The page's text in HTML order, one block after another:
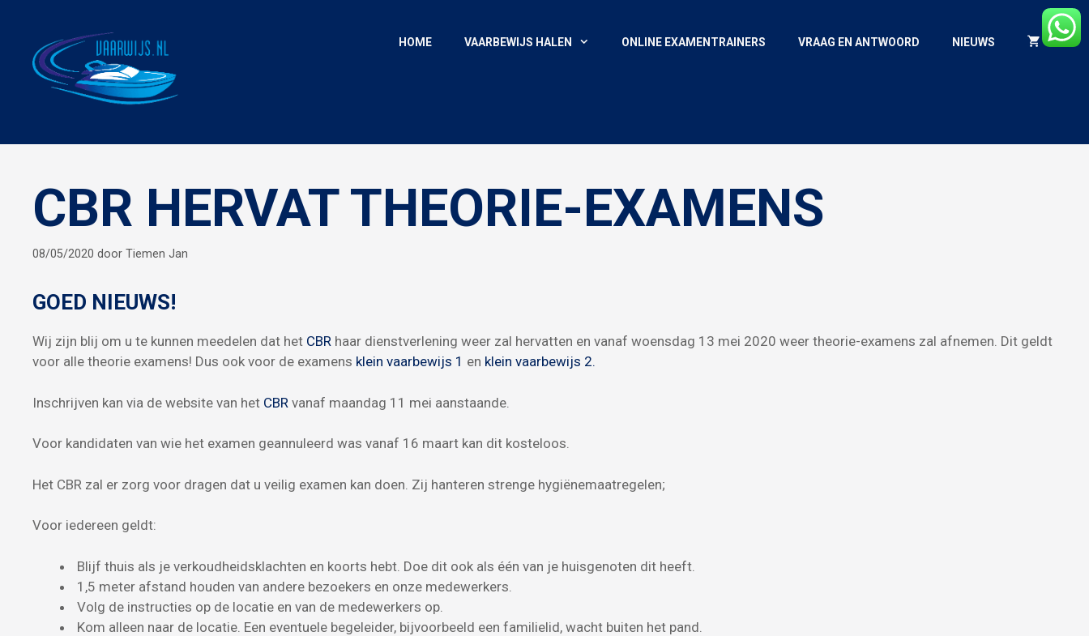
inhoud
HOME VAARBEWIJS HALEN ONLINE EXAMENTRAINERS VRAAG EN ANTWOORD NIEUWS
CBR HERVAT THEORIE-EXAMENS
08/05/2020 door Tiemen Jan
GOED NIEUWS!
Wij zijn blij om u te kunnen meedelen dat het CBR haar dienstverlening weer zal hervatten en vanaf woensdag 13 mei 2020 weer theorie-examens zal afnemen. Dit geldt
voor alle theorie examens! Dus ook voor de examens klein vaarbewijs 1 en klein vaarbewijs 2.
Inschrijven kan via de website van het CBR vanaf maandag 11 mei aanstaande.
Voor kandidaten van wie het examen geannuleerd was vanaf 16 maart kan dit kosteloos.
Het CBR zal er zorg voor dragen dat u veilig examen kan doen. Zij hanteren strenge hygiënemaatregelen;
Voor iedereen geldt:
Blijf thuis als je verkoudheidsklachten en koorts hebt. Doe dit ook als één van je huisgenoten dit heeft.
1,5 meter afstand houden van andere bezoekers en onze medewerkers.
Volg de instructies op de locatie en van de medewerkers op.
Kom alleen naar de locatie. Een eventuele begeleider, bijvoorbeeld een familielid, wacht buiten het pand.